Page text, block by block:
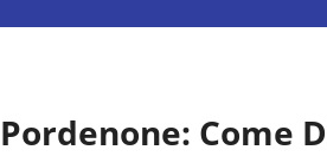
Pordenone: Come